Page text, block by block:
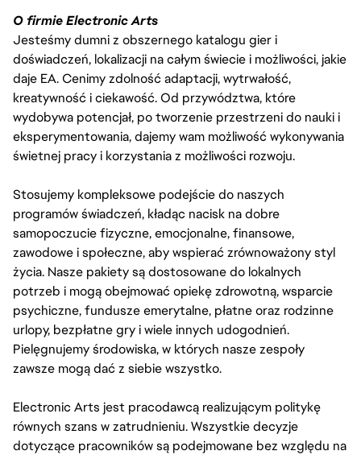
O firmie Electronic Arts
Jesteśmy dumni z obszernego katalogu gier i
doświadczeń, lokalizacji na całym świecie i możliwości, jakie
daje EA. Cenimy zdolność adaptacji, wytrwałość,
kreatywność i ciekawość. Od przywództwa, które
wydobywa potencjał, po tworzenie przestrzeni do nauki i
eksperymentowania, dajemy wam możliwość wykonywania
świetnej pracy i korzystania z możliwości rozwoju.
Stosujemy kompleksowe podejście do naszych
programów świadczeń, kładąc nacisk na dobre
samopoczucie fizyczne, emocjonalne, finansowe,
zawodowe i społeczne, aby wspierać zrównoważony styl
życia. Nasze pakiety są dostosowane do lokalnych
potrzeb i mogą obejmować opiekę zdrowotną, wsparcie
psychiczne, fundusze emerytalne, płatne oraz rodzinne
urlopy, bezpłatne gry i wiele innych udogodnień.
Pielęgnujemy środowiska, w których nasze zespoły
zawsze mogą dać z siebie wszystko.
Electronic Arts jest pracodawcą realizującym politykę
równych szans w zatrudnieniu. Wszystkie decyzje
dotyczące pracowników są podejmowane bez względu na